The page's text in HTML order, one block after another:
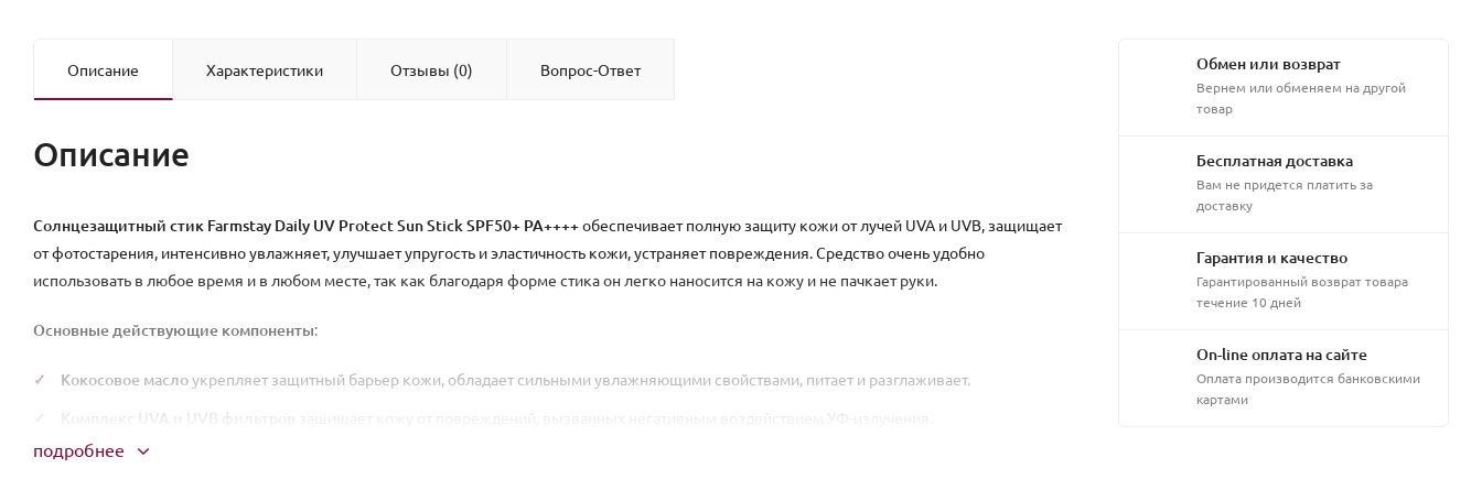
Описание Характеристики Отзывы (0) Вопрос-Ответ
Описание
Солнцезащитный стик Farmstay Daily UV Protect Sun Stick SPF50+ PA++++обеспечивает полную защиту кожи от лучей UVA и UVВ, защищает
от фотостарения, интенсивно увлажняет, улучшает упругость и эластичность кожи, устраняет повреждения. Средство очень удобно
использовать в любое время и в любом месте, так как благодаря форме стика он легко наносится на кожу и не пачкает руки.
Основные действующие компоненты:
Кокосовое маслоукрепляет защитный барьер кожи, обладает сильными увлажняющими свойствами, питает и разглаживает.
Комплекс UVA и UVB фильтров защищает кожу от повреждений, вызванных негативным воздействием УФ-излучения.
Способ применения
подробнее
Обмен или возврат
Вернем или обменяем на другой
товар
Бесплатная доставка
Вам не придется платить за
доставку
Гарантия и качество
Гарантированный возврат товара
течение 10 дней
On-line оплата на сайте
Оплата производится банковскими
картами